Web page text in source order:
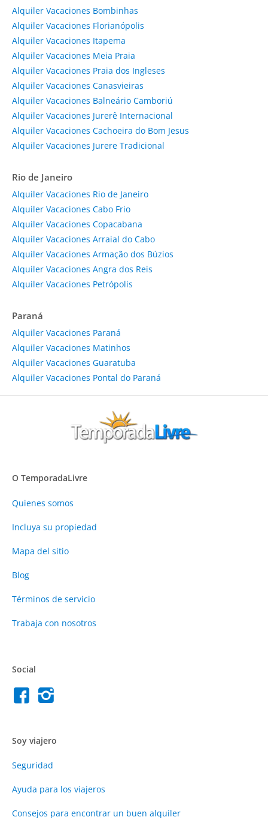
Alquiler Vacaciones Bombinhas
Alquiler Vacaciones Florianópolis
Alquiler Vacaciones Itapema
Alquiler Vacaciones Meia Praia
Alquiler Vacaciones Praia dos Ingleses
Alquiler Vacaciones Canasvieiras
Alquiler Vacaciones Balneário Camboriú
Alquiler Vacaciones Jurerê Internacional
Alquiler Vacaciones Cachoeira do Bom Jesus
Alquiler Vacaciones Jurere Tradicional
Rio de Janeiro
Alquiler Vacaciones Rio de Janeiro
Alquiler Vacaciones Cabo Frio
Alquiler Vacaciones Copacabana
Alquiler Vacaciones Arraial do Cabo
Alquiler Vacaciones Armação dos Búzios
Alquiler Vacaciones Angra dos Reis
Alquiler Vacaciones Petrópolis
Paraná
Alquiler Vacaciones Paraná
Alquiler Vacaciones Matinhos
Alquiler Vacaciones Guaratuba
Alquiler Vacaciones Pontal do Paraná
O TemporadaLivre
Quienes somos
Incluya su propiedad
Mapa del sitio
Blog
Términos de servicio
Trabaja con nosotros
Social
Soy viajero
Seguridad
Ayuda para los viajeros
Consejos para encontrar un buen alquiler